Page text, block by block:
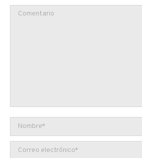
Comentario
Nombre *
Correo electrónico *